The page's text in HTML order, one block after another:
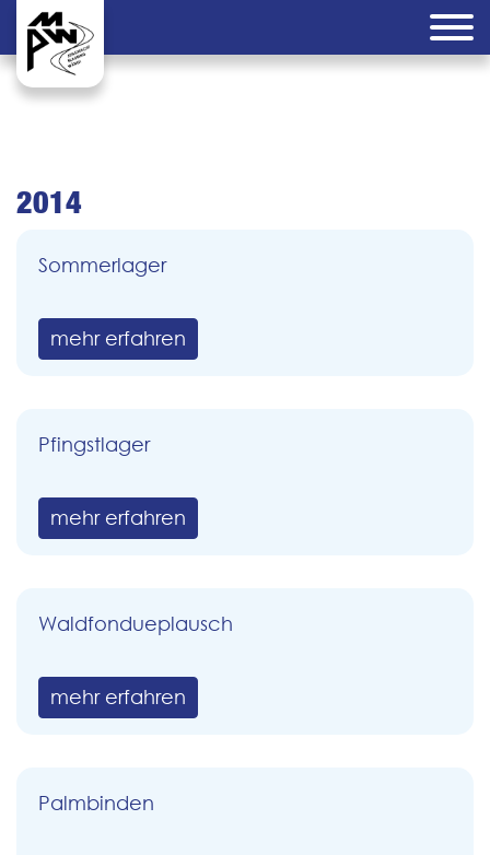
2014
Sommerlager
mehr erfahren
Pfingstlager
mehr erfahren
Waldfondueplausch
mehr erfahren
Palmbinden